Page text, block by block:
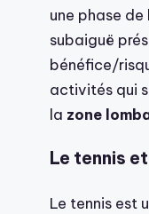
une phase
subaiguë
bénéfice/
activités qui
la zone
Le tennis
Le tennis est